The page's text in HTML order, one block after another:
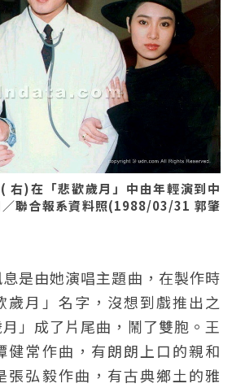
右)在「悲歡歲月」中由年輕演到中
／聯合報系資料照(1988/03/31 郭肇
是由她演唱主題曲，在製作時
歲月」名字，沒想到戲推出之
」成了片尾曲，鬧了雙胞。王
健常作曲，有朗朗上口的親和
張弘毅作曲，有古典鄉土的雅